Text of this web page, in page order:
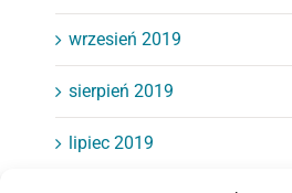
wrzesień 2019
sierpień 2019
lipiec 2019